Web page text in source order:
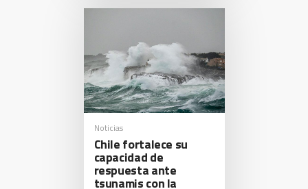
Noticias
Chile fortalece su
capacidad de
respuesta ante
tsunamis con la